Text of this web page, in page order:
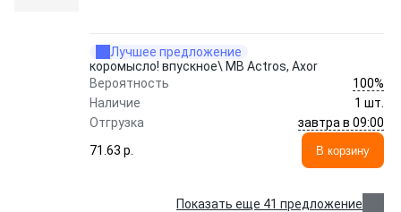
Лучшее предложение
коромысло! впускное\ MB Actros, Axor
Вероятность
100%
Наличие
1 шт.
Отгрузка
завтра в 09:00
71.63 p.
В корзину
Показать еще 41 предложение